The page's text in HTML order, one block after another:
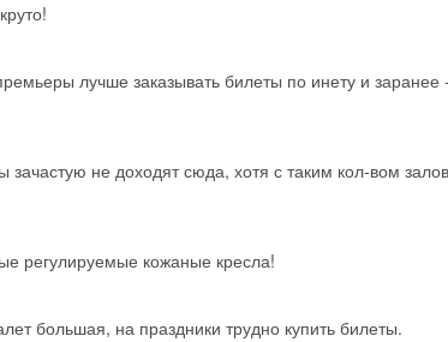
лучше заказывать билеты по инету и заранее
не доходят сюда, хотя с таким кол-вом
регулируемые кожаные кресла!
большая, на праздники трудно купить билеты.